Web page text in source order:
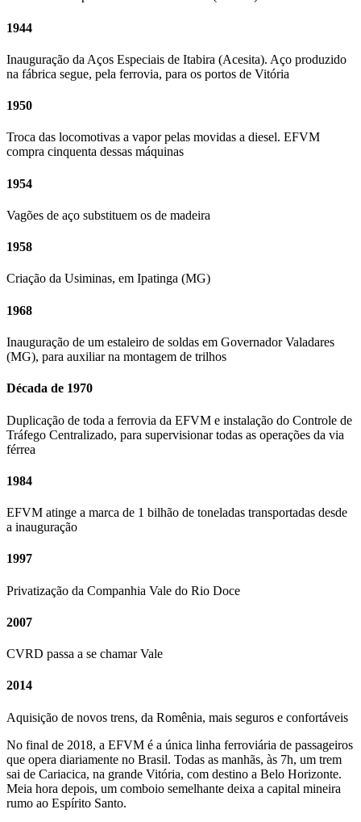
1944
Inauguração da Aços Especiais de Itabira (Acesita). Aço produzido
na fábrica segue, pela ferrovia, para os portos de Vitória
1950
Troca das locomotivas a vapor pelas movidas a diesel. EFVM
compra cinquenta dessas máquinas
1954
Vagões de aço substituem os de madeira
1958
Criação da Usiminas, em Ipatinga (MG)
1968
Inauguração de um estaleiro de soldas em Governador Valadares
(MG), para auxiliar na montagem de trilhos
Década de 1970
Duplicação de toda a ferrovia da EFVM e instalação do Controle de
Tráfego Centralizado, para supervisionar todas as operações da via
férrea
1984
EFVM atinge a marca de 1 bilhão de toneladas transportadas desde
a inauguração
1997
Privatização da Companhia Vale do Rio Doce
2007
CVRD passa a se chamar Vale
2014
Aquisição de novos trens, da Romênia, mais seguros e confortáveis
No final de 2018, a EFVM é a única linha ferroviária de passageiros
que opera diariamente no Brasil. Todas as manhãs, às 7h, um trem
sai de Cariacica, na grande Vitória, com destino a Belo Horizonte.
Meia hora depois, um comboio semelhante deixa a capital mineira
rumo ao Espírito Santo.